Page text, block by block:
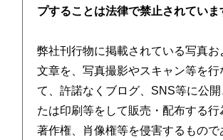
プすることは法律で禁止されていま
弊社刊行物に掲載されている写真お
文章を、写真撮影やスキャン等を行
て、許諾なくブログ、SNS等に公開
たは印刷等をして販売・配布する行
著作権、肖像権等を侵害するもので